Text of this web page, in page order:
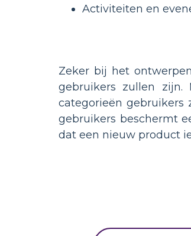
Activiteiten en
Zeker bij het
gebruikers zullen
categorieën gebruikers
gebruikers beschermt
dat een nieuw product